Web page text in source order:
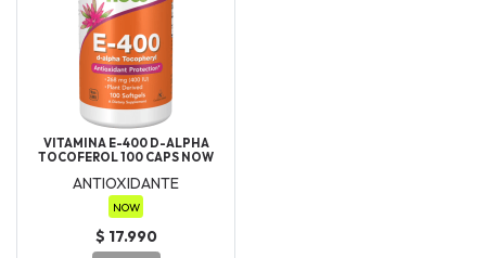
VITAMINA E-400 D-ALPHA
TOCOFEROL 100 CAPS NOW
ANTIOXIDANTE
NOW
$ 17.990